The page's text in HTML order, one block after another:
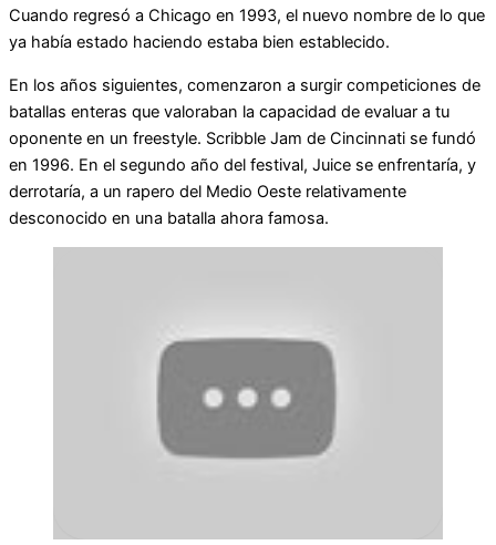
Cuando regresó a Chicago en 1993, el nuevo nombre de lo que
ya había estado haciendo estaba bien establecido.
En los años siguientes, comenzaron a surgir competiciones de
batallas enteras que valoraban la capacidad de evaluar a tu
oponente en un freestyle. Scribble Jam de Cincinnati se fundó
en 1996. En el segundo año del festival, Juice se enfrentaría, y
derrotaría, a un rapero del Medio Oeste relativamente
desconocido en una batalla ahora famosa.